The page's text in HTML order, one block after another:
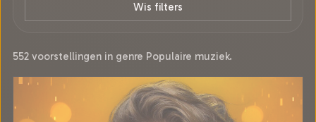
Wis filters
552 voorstellingen in genre Populaire muziek.